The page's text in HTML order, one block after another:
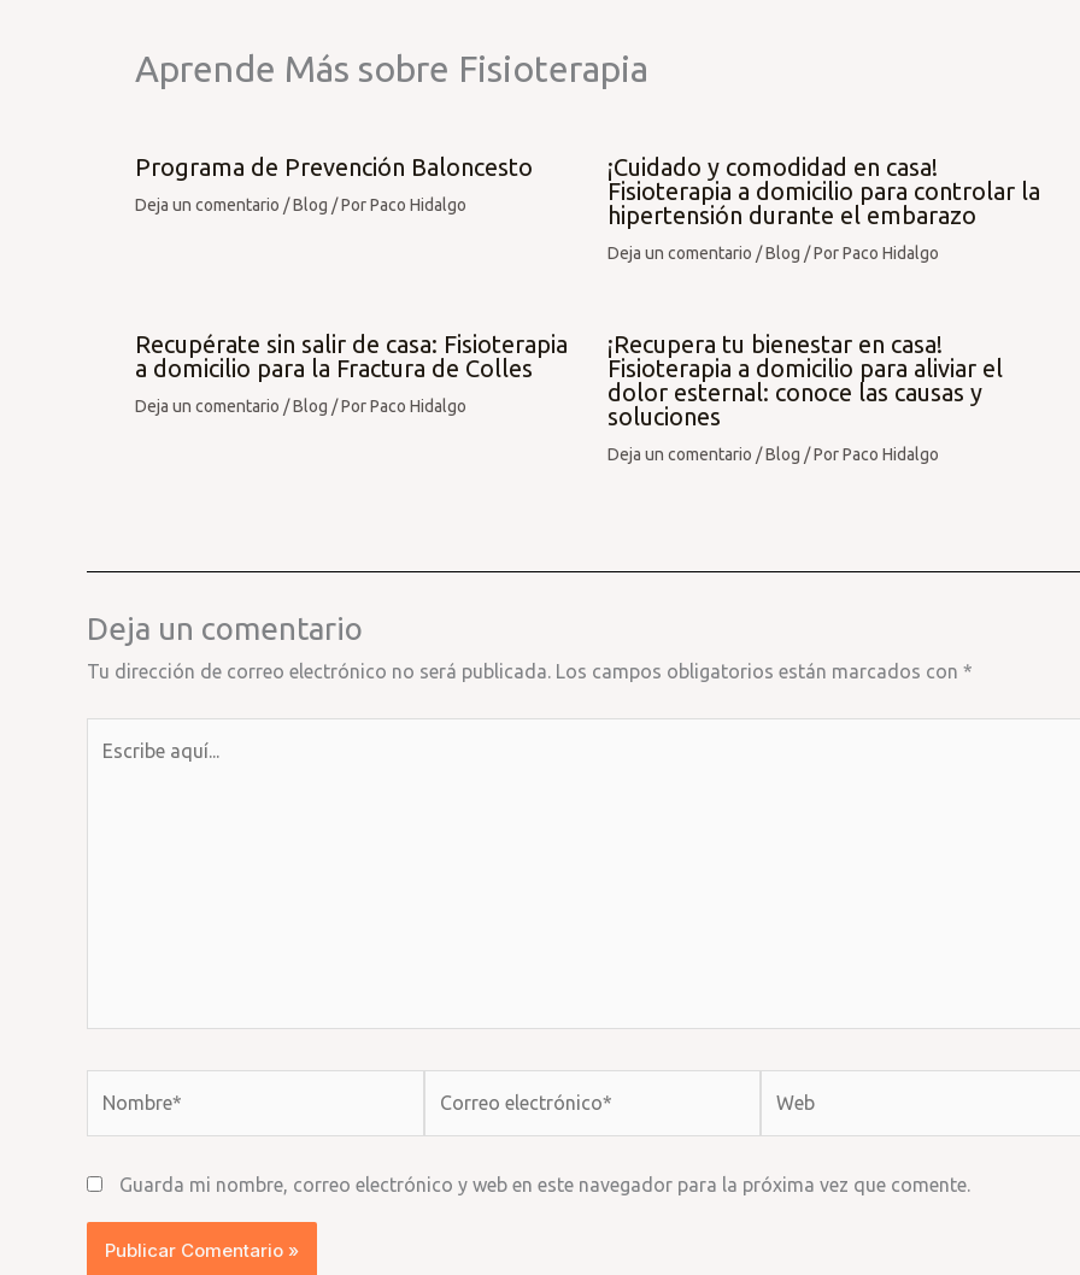
Aprende Más sobre Fisioterapia
Programa de Prevención Baloncesto
Deja un comentario /Blog / PorPaco Hidalgo
¡Cuidado y comodidad en casa!
Fisioterapia a domicilio para controlar la
hipertensión durante el embarazo
Deja un comentario /Blog / PorPaco Hidalgo
Recupérate sin salir de casa: Fisioterapia
a domicilio para la Fractura de Colles
Deja un comentario /Blog / PorPaco Hidalgo
¡Recupera tu bienestar en casa!
Fisioterapia a domicilio para aliviar el
dolor esternal: conoce las causas y
soluciones
Deja un comentario /Blog / PorPaco Hidalgo
Deja un comentario
Tu dirección de correo electrónico no será publicada. Los campos obligatorios están marcados con *
Guarda mi nombre, correo electrónico y web en este navegador para la próxima vez que comente.